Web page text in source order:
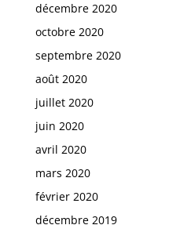
décembre 2020
octobre 2020
septembre 2020
août 2020
juillet 2020
juin 2020
avril 2020
mars 2020
février 2020
décembre 2019